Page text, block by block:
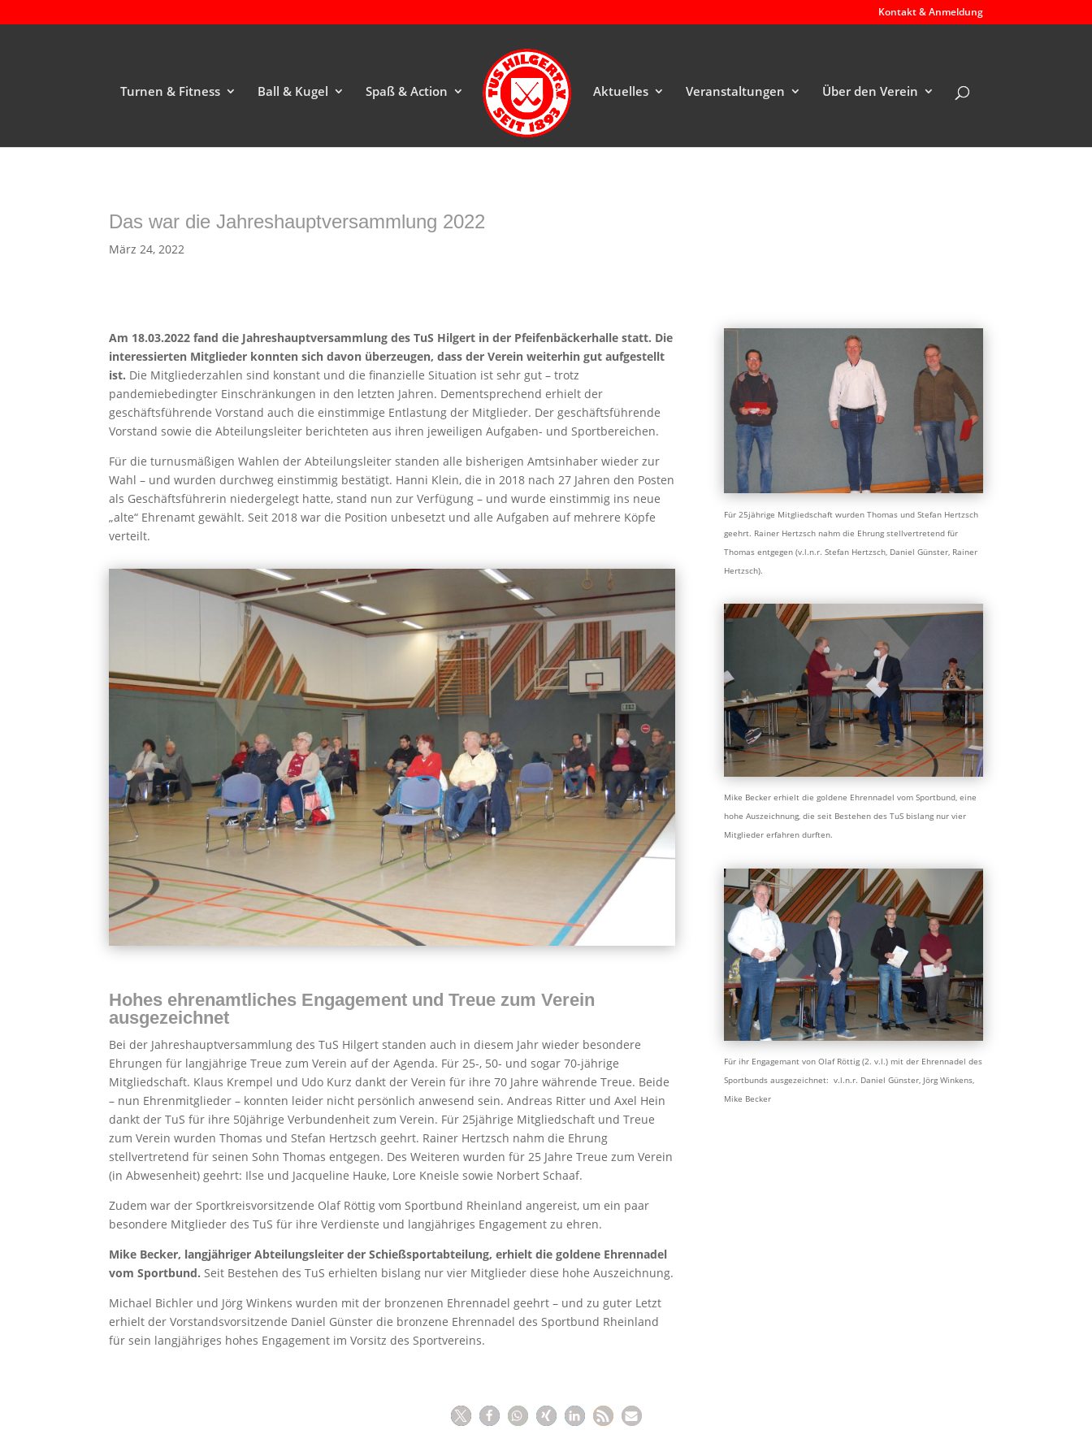
Kontakt & Anmeldung
Turnen & Fitness Ball & Kugel Spaß & Action Aktuelles Veranstaltungen Über den Verein
Das war die Jahreshauptversammlung 2022
März 24, 2022
Am 18.03.2022 fand die Jahreshauptversammlung des TuS Hilgert in der Pfeifenbäckerhalle statt. Die
interessierten Mitglieder konnten sich davon überzeugen, dass der Verein weiterhin gut aufgestellt
ist. Die Mitgliederzahlen sind konstant und die finanzielle Situation ist sehr gut – trotz
pandemiebedingter Einschränkungen in den letzten Jahren. Dementsprechend erhielt der
geschäftsführende Vorstand auch die einstimmige Entlastung der Mitglieder. Der geschäftsführende
Vorstand sowie die Abteilungsleiter berichteten aus ihren jeweiligen Aufgaben- und Sportbereichen.
Für die turnusmäßigen Wahlen der Abteilungsleiter standen alle bisherigen Amtsinhaber wieder zur
Wahl – und wurden durchweg einstimmig bestätigt. Hanni Klein, die in 2018 nach 27 Jahren den Posten
als Geschäftsführerin niedergelegt hatte, stand nun zur Verfügung – und wurde einstimmig ins neue
„alte“ Ehrenamt gewählt. Seit 2018 war die Position unbesetzt und alle Aufgaben auf mehrere Köpfe
verteilt.
Hohes ehrenamtliches Engagement und Treue zum Verein
ausgezeichnet
Bei der Jahreshauptversammlung des TuS Hilgert standen auch in diesem Jahr wieder besondere
Ehrungen für langjährige Treue zum Verein auf der Agenda. Für 25-, 50- und sogar 70-jährige
Mitgliedschaft. Klaus Krempel und Udo Kurz dankt der Verein für ihre 70 Jahre währende Treue. Beide
– nun Ehrenmitglieder – konnten leider nicht persönlich anwesend sein. Andreas Ritter und Axel Hein
dankt der TuS für ihre 50jährige Verbundenheit zum Verein. Für 25jährige Mitgliedschaft und Treue
zum Verein wurden Thomas und Stefan Hertzsch geehrt. Rainer Hertzsch nahm die Ehrung
stellvertretend für seinen Sohn Thomas entgegen. Des Weiteren wurden für 25 Jahre Treue zum Verein
(in Abwesenheit) geehrt: Ilse und Jacqueline Hauke, Lore Kneisle sowie Norbert Schaaf.
Zudem war der Sportkreisvorsitzende Olaf Röttig vom Sportbund Rheinland angereist, um ein paar
besondere Mitglieder des TuS für ihre Verdienste und langjähriges Engagement zu ehren.
Mike Becker, langjähriger Abteilungsleiter der Schießsportabteilung, erhielt die goldene Ehrennadel
vom Sportbund. Seit Bestehen des TuS erhielten bislang nur vier Mitglieder diese hohe Auszeichnung.
Michael Bichler und Jörg Winkens wurden mit der bronzenen Ehrennadel geehrt – und zu guter Letzt
erhielt der Vorstandsvorsitzende Daniel Günster die bronzene Ehrennadel des Sportbund Rheinland
für sein langjähriges hohes Engagement im Vorsitz des Sportvereins.
Für 25jährige Mitgliedschaft wurden Thomas und Stefan Hertzsch
geehrt. Rainer Hertzsch nahm die Ehrung stellvertretend für
Thomas entgegen (v.l.n.r. Stefan Hertzsch, Daniel Günster, Rainer
Hertzsch).
Mike Becker erhielt die goldene Ehrennadel vom Sportbund, eine
hohe Auszeichnung, die seit Bestehen des TuS bislang nur vier
Mitglieder erfahren durften.
Für ihr Engagemant von Olaf Röttig (2. v.l.) mit der Ehrennadel des
Sportbunds ausgezeichnet: v.l.n.r. Daniel Günster, Jörg Winkens,
Mike Becker